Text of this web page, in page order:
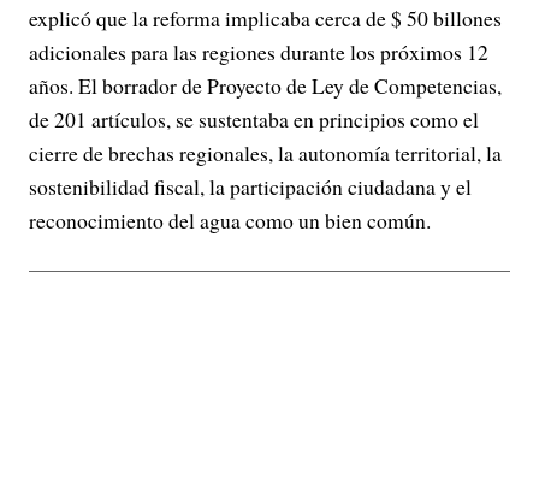
explicó que la reforma implicaba cerca de $ 50 billones
adicionales para las regiones durante los próximos 12
años. El borrador de Proyecto de Ley de Competencias,
de 201 artículos, se sustentaba en principios como el
cierre de brechas regionales, la autonomía territorial, la
sostenibilidad fiscal, la participación ciudadana y el
reconocimiento del agua como un bien común.